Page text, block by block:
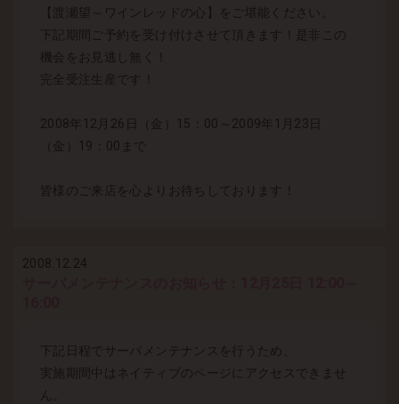
【渡瀬望～ワインレッドの心】をご堪能ください。
下記期間ご予約を受け付けさせて頂きます！是非この
機会をお見逃し無く！
完全受注生産です！
2008年12月26日（金）15：00～2009年1月23日
（金）19：00まで
皆様のご来店を心よりお待ちしております！
2008.12.24
下記日程でサーバメンテナンスを行うため、
実施期間中はネイティブのページにアクセスできませ
ん。